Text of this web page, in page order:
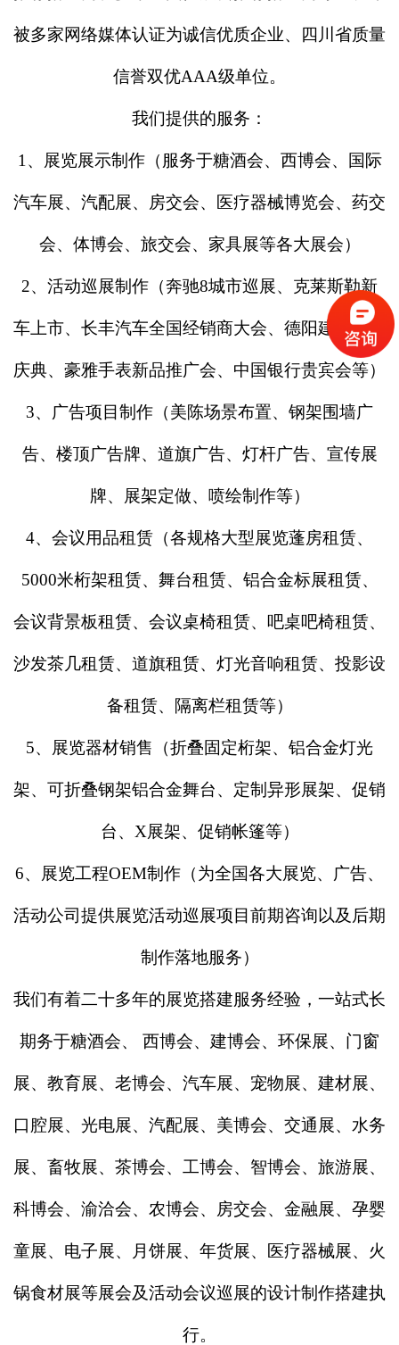
被多家网络媒体认证为诚信优质企业、四川省质量
信誉双优AAA级单位。
我们提供的服务：
1、展览展示制作（服务于糖酒会、西博会、国际
汽车展、汽配展、房交会、医疗器械博览会、药交
会、体博会、旅交会、家具展等各大展会）
2、活动巡展制作（奔驰8城市巡展、克莱斯勒新
车上市、长丰汽车全国经销商大会、德阳建市周年
庆典、豪雅手表新品推广会、中国银行贵宾会等）
3、广告项目制作（美陈场景布置、钢架围墙广
告、楼顶广告牌、道旗广告、灯杆广告、宣传展
牌、展架定做、喷绘制作等）
4、会议用品租赁（各规格大型展览蓬房租赁、
5000米桁架租赁、舞台租赁、铝合金标展租赁、
会议背景板租赁、会议桌椅租赁、吧桌吧椅租赁、
沙发茶几租赁、道旗租赁、灯光音响租赁、投影设
备租赁、隔离栏租赁等）
5、展览器材销售（折叠固定桁架、铝合金灯光
架、可折叠钢架铝合金舞台、定制异形展架、促销
台、X展架、促销帐篷等）
6、展览工程OEM制作（为全国各大展览、广告、
活动公司提供展览活动巡展项目前期咨询以及后期
制作落地服务）
我们有着二十多年的展览搭建服务经验，一站式长
期务于糖酒会、 西博会、建博会、环保展、门窗
展、教育展、老博会、汽车展、宠物展、建材展、
口腔展、光电展、汽配展、美博会、交通展、水务
展、畜牧展、茶博会、工博会、智博会、旅游展、
科博会、渝洽会、农博会、房交会、金融展、孕婴
童展、电子展、月饼展、年货展、医疗器械展、火
锅食材展等展会及活动会议巡展的设计制作搭建执
行。